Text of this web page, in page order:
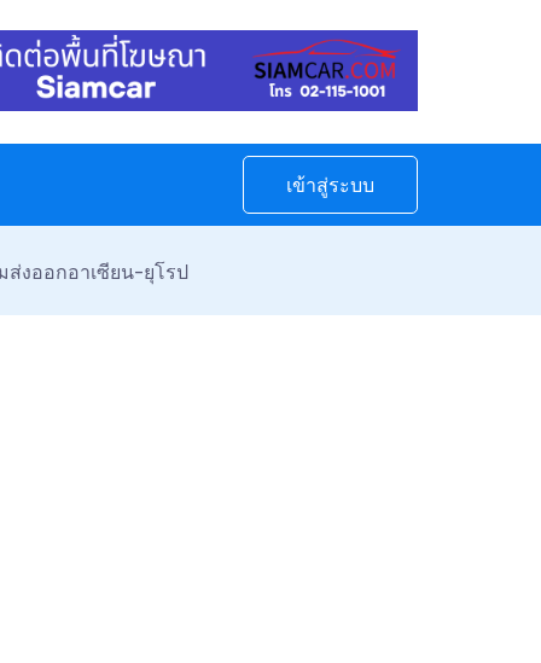
เข้าสู่ระบบ
ส่งออกอาเซียน-ยุโรป